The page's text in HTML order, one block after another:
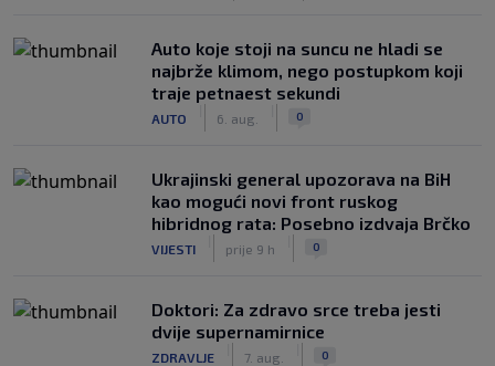
Auto koje stoji na suncu ne hladi se
najbrže klimom, nego postupkom koji
traje petnaest sekundi
AUTO 6. aug. 0
Ukrajinski general upozorava na BiH
kao mogući novi front ruskog
hibridnog rata: Posebno izdvaja Brčko
VIJESTI prije 9 h 0
Doktori: Za zdravo srce treba jesti
dvije supernamirnice
ZDRAVLJE 7. aug. 0